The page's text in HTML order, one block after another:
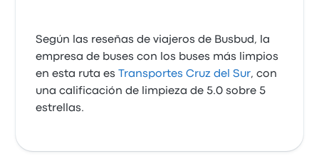
Según las reseñas de viajeros de Busbud, la
empresa de buses con los buses más limpios
en esta ruta esTransportes Cruz del Sur, con
una calificación de limpieza de 5.0 sobre 5
estrellas.